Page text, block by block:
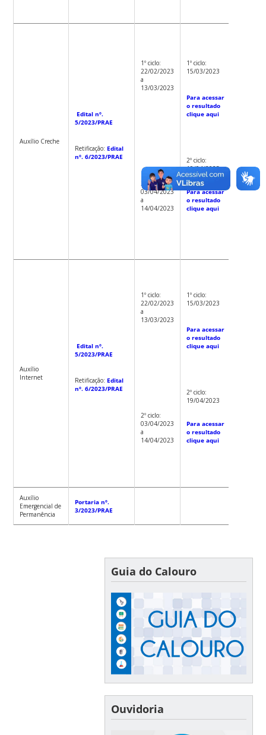
Auxílio Creche
Edital nº.
5/2023/PRAE
Retificação:Edital
nº. 6/2023/PRAE
1º ciclo:
22/02/2023
a
13/03/2023
2º ciclo:
03/04/2023
a
14/04/2023
1º ciclo:
15/03/2023
Para acessar
o resultado
clique aqui
2º ciclo:
19/04/2023
Para acessar
o resultado
clique aqui
1.759,91
Auxílio
Internet
Edital nº.
5/2023/PRAE
Retificação:Edital
nº. 6/2023/PRAE
1º ciclo:
22/02/2023
a
13/03/2023
2º ciclo:
03/04/2023
a
14/04/2023
1º ciclo:
15/03/2023
Para acessar
o resultado
clique aqui
2º ciclo:
19/04/2023
Para acessar
o resultado
clique aqui
Auxílio
Emergencial de
Permanência
Portaria nº.
3/2023/PRAE
Guia do Calouro
Ouvidoria